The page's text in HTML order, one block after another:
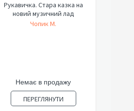
Рукавичка. Стара казка на
новий музичний лад
Чопик М.
Немає в продажу
ПЕРЕГЛЯНУТИ